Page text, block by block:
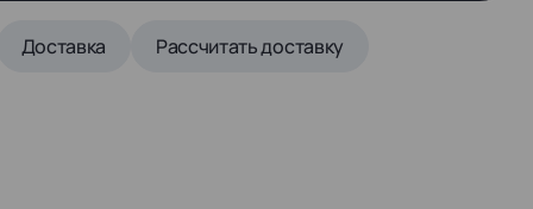
Доставка Рассчитать доставку